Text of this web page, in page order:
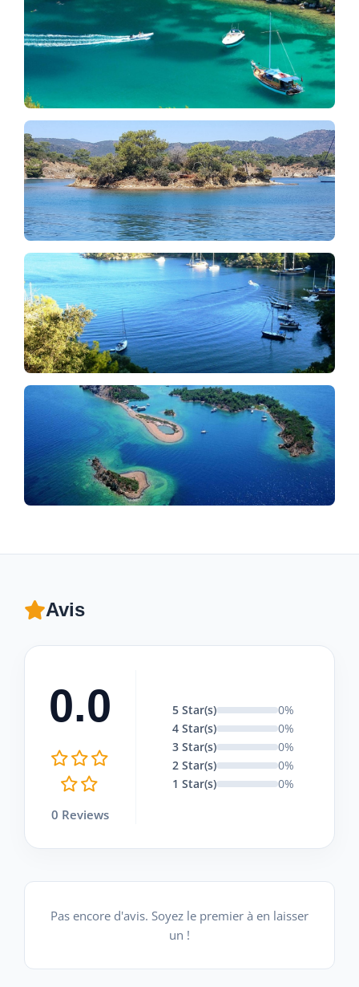
Avis
0.0
0 Reviews
5 Star(s)
0%
4 Star(s)
0%
3 Star(s)
0%
2 Star(s)
0%
1 Star(s)
0%
Pas encore d'avis. Soyez le premier à en laisser
un !